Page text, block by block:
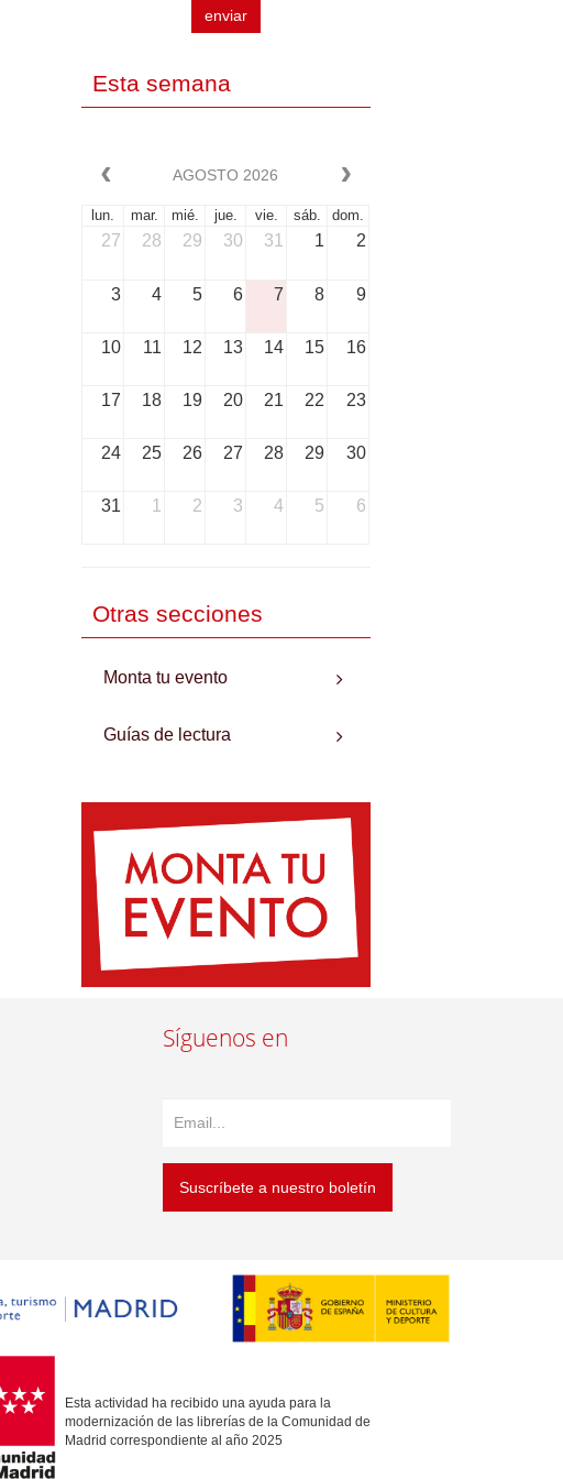
enviar
Esta semana
AGOSTO 2026
lun. mar. mié. jue. vie. sáb. dom.
27 28 29 30 31 1 2
3 4 5 6 7 8 9
10 11 12 13 14 15 16
17 18 19 20 21 22 23
24 25 26 27 28 29 30
31 1 2 3 4 5 6
Otras secciones
Monta tu evento
Guías de lectura
Síguenos en
Suscríbete a nuestro boletín
Esta actividad ha recibido una ayuda para la
modernización de las librerías de la Comunidad de
Madrid correspondiente al año 2025